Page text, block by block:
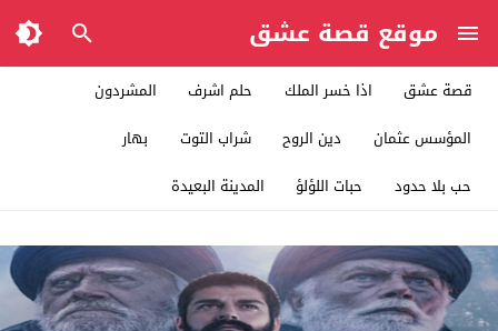
موقع قصة عشق
قصة عشق اذا خسر الملك حلم اشرف
المشردون
المؤسس عثمان
دين الروح شراب التوت
بهار
حب بلا حدود
حبات اللؤلؤ المدينة البعيدة